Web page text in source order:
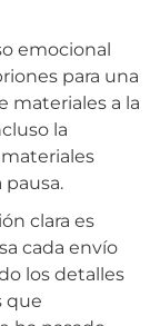
emocional
para una
materiales a la
la
clara es
cada envío
los detalles
que